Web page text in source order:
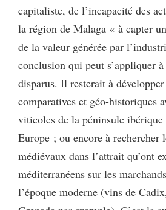
capitaliste, de l’incapacité des
la région de Malaga « à capter
de la valeur générée par
conclusion qui peut s’appliquer
disparus. Il resterait à développer
comparatives et géo-historiques
viticoles de la péninsule
Europe ; ou encore à rechercher
médiévaux dans l’attrait qu’ont
méditerranéens sur les
l’époque moderne (vins de